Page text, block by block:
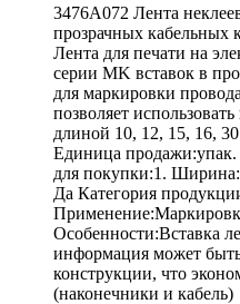
3476A072 Лента
прозрачных кабельных
Лента для печати на
серии MK вставок в
для маркировки
позволяет
длиной 10, 12, 15, 16,
Единица
для покупки:1.
Да Категория
Особенности:Вставка
информация может
конструкции, что
(наконечники и кабель)